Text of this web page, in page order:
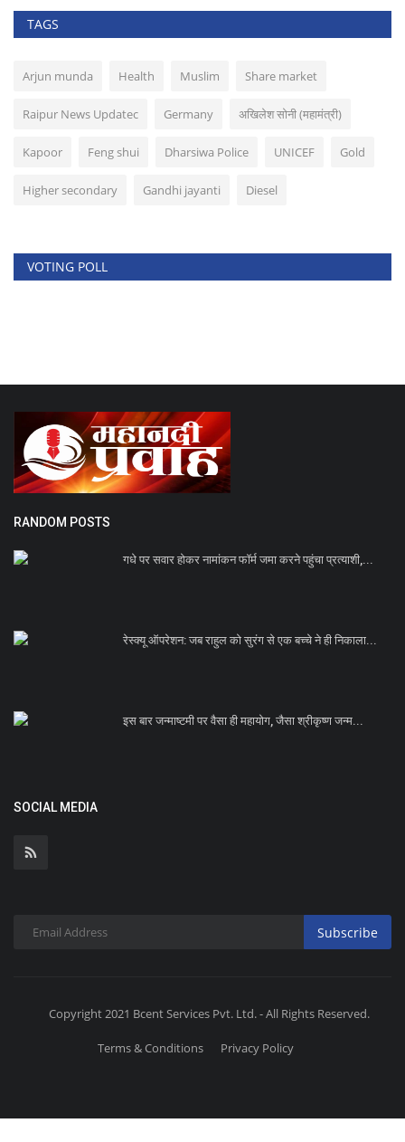
TAGS
Arjun munda Health Muslim Share market
Raipur News Updatec Germany अखिलेश सोनी (महामंत्री)
Kapoor Feng shui Dharsiwa Police UNICEF Gold
Higher secondary Gandhi jayanti Diesel
VOTING POLL
RANDOM POSTS
गधे पर सवार होकर नामांकन फॉर्म जमा करने पहुंचा प्रत्याशी,...
रेस्क्यू ऑपरेशन: जब राहुल को सुरंग से एक बच्चे ने ही निकाला...
इस बार जन्माष्टमी पर वैसा ही महायोग, जैसा श्रीकृष्ण जन्म...
SOCIAL MEDIA
Subscribe
Copyright 2021 Bcent Services Pvt. Ltd. - All Rights Reserved.
Terms & Conditions Privacy Policy